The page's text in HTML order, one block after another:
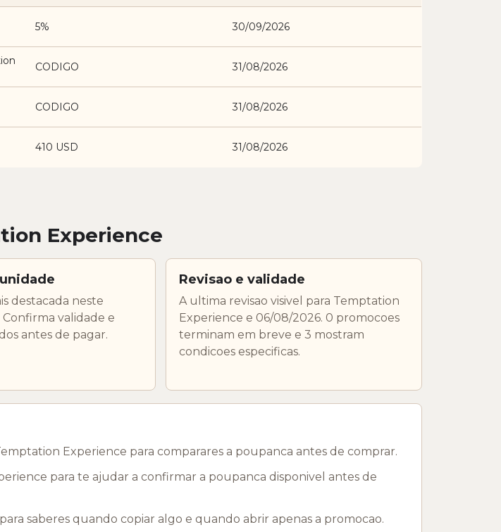
5% 30/09/2026
CODIGO 31/08/2026
CODIGO 31/08/2026
410 USD 31/08/2026
Experience
destacada neste
validade e
antes de pagar.
Revisao e validade
A ultima revisao visivel para Temptation
Experience e 06/08/2026. 0 promocoes
terminam em breve e 3 mostram
condicoes especificas.
Experience para comparares a poupanca antes de comprar.
para te ajudar a confirmar a poupanca disponivel antes de
saberes quando copiar algo e quando abrir apenas a promocao.